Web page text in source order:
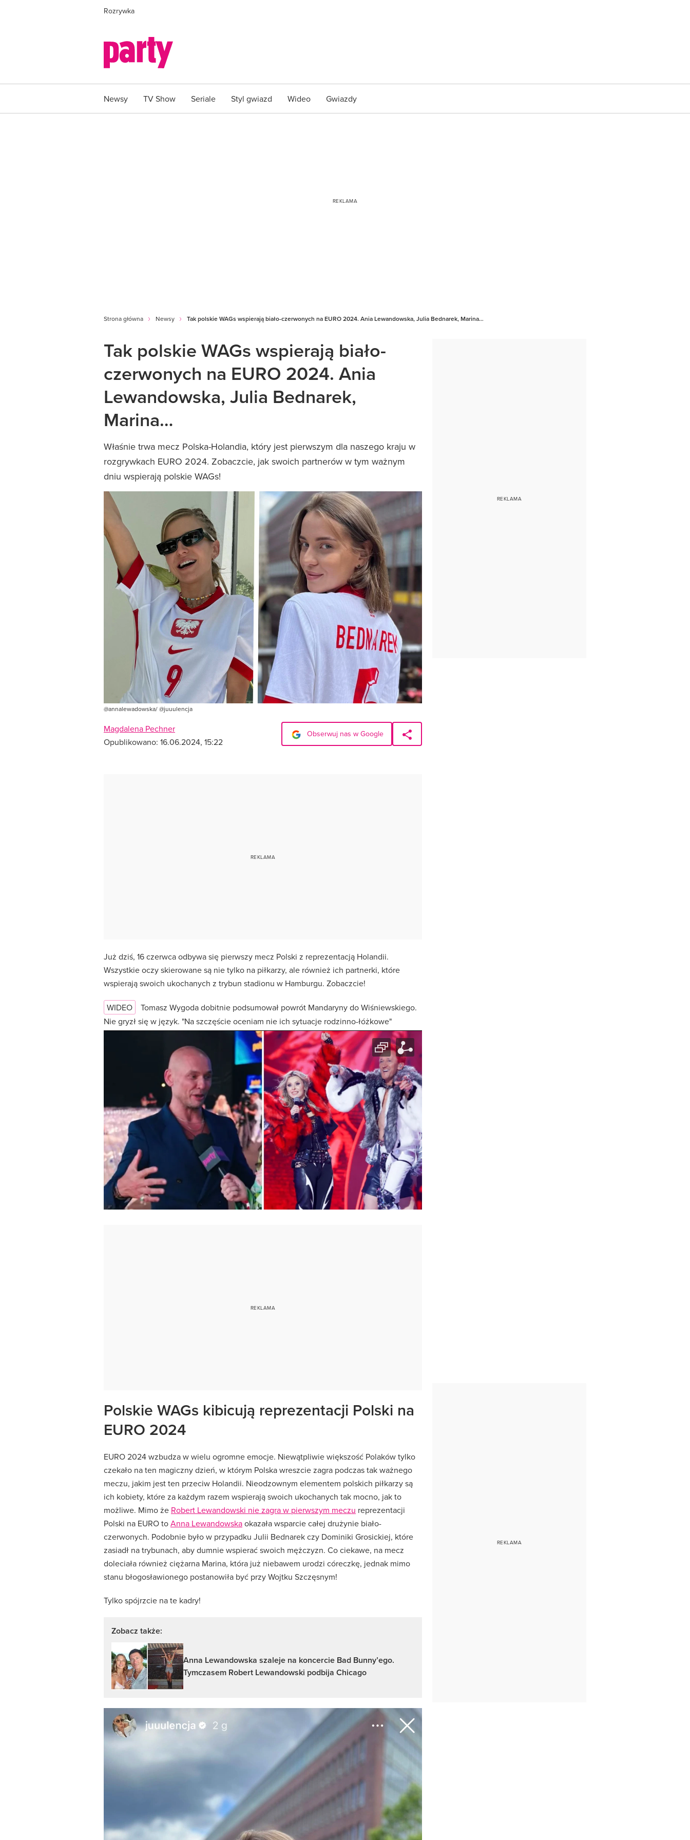
Rozrywka
Newsy TV Show Seriale Styl gwiazd Wideo Gwiazdy
Strona główna Newsy Tak polskie WAGs wspierają biało-czerwonych na EURO 2024. Ania Lewandowska, Julia Bednarek, Marina…
Tak polskie WAGs wspierają biało-
czerwonych na EURO 2024. Ania
Lewandowska, Julia Bednarek,
Marina…
Właśnie trwa mecz Polska-Holandia, który jest pierwszym dla naszego kraju w
rozgrywkach EURO 2024. Zobaczcie, jak swoich partnerów w tym ważnym
dniu wspierają polskie WAGs!
@annalewadowska/ @juuulencja
Magdalena Pechner
Opublikowano: 16.06.2024, 15:22
Obserwuj nas w Google
Już dziś, 16 czerwca odbywa się pierwszy mecz Polski z reprezentacją Holandii.
Wszystkie oczy skierowane są nie tylko na piłkarzy, ale również ich partnerki, które
wspierają swoich ukochanych z trybun stadionu w Hamburgu. Zobaczcie!
WIDEO
Tomasz Wygoda dobitnie podsumował powrót Mandaryny do Wiśniewskiego.
Nie gryzł się w język. "Na szczęście oceniam nie ich sytuacje rodzinno-łóżkowe"
Polskie WAGs kibicują reprezentacji Polski na
EURO 2024
EURO 2024 wzbudza w wielu ogromne emocje. Niewątpliwie większość Polaków tylko
czekało na ten magiczny dzień, w którym Polska wreszcie zagra podczas tak ważnego
meczu, jakim jest ten przeciw Holandii. Nieodzownym elementem polskich piłkarzy są
ich kobiety, które za każdym razem wspierają swoich ukochanych tak mocno, jak to
możliwe. Mimo że Robert Lewandowski nie zagra w pierwszym meczu reprezentacji
Polski na EURO toAnna Lewandowskaokazała wsparcie całej drużynie biało-
czerwonych. Podobnie było w przypadku Julii Bednarek czy Dominiki Grosickiej, które
zasiadł na trybunach, aby dumnie wspierać swoich mężczyzn. Co ciekawe, na mecz
doleciała również ciężarna Marina, która już niebawem urodzi córeczkę, jednak mimo
stanu błogosławionego postanowiła być przy Wojtku Szczęsnym!
Tylko spójrzcie na te kadry!
Zobacz także:
Anna Lewandowska szaleje na koncercie Bad Bunny’ego.
Tymczasem Robert Lewandowski podbija Chicago